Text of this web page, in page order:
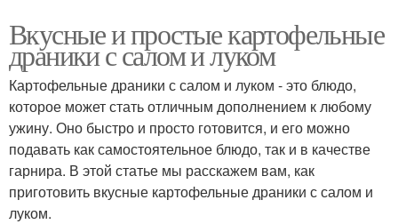
Вкусные и простые картофельные
драники с салом и луком
Картофельные драники с салом и луком - это блюдо,
которое может стать отличным дополнением к любому
ужину. Оно быстро и просто готовится, и его можно
подавать как самостоятельное блюдо, так и в качестве
гарнира. В этой статье мы расскажем вам, как
приготовить вкусные картофельные драники с салом и
луком.